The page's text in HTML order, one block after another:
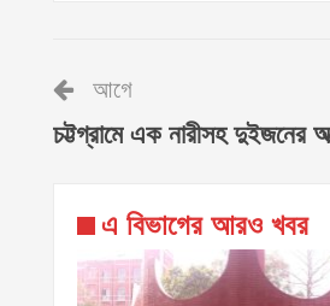
আগে
চট্টগ্রামে এক নারীসহ দুইজনের
এ বিভাগের আরও খবর